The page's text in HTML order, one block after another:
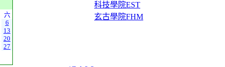
六
6
13
20
27
科技學院EST
玄古學院FHM